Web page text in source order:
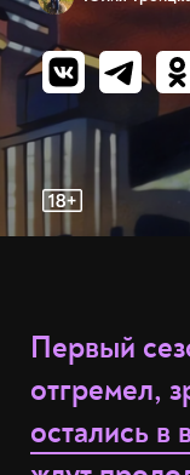
Первый
отгремел,
остались в